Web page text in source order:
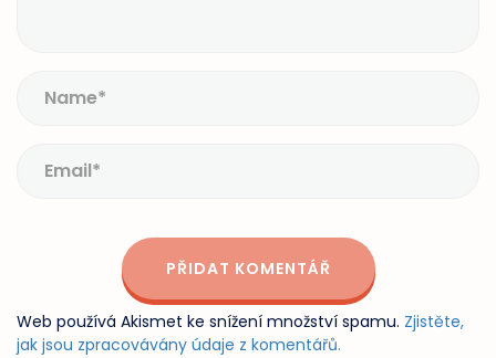
Web používá Akismet ke snížení množství spamu. Zjistěte,
jak jsou zpracovávány údaje z komentářů.